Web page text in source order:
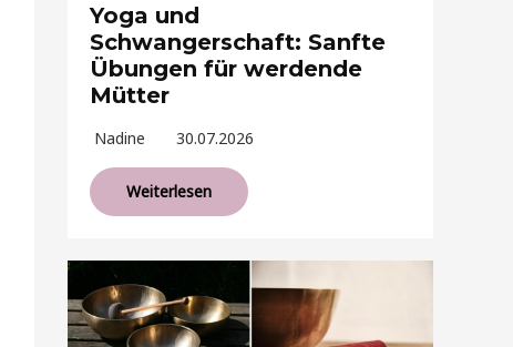
Yoga und
Schwangerschaft: Sanfte
Übungen für werdende
Mütter
Nadine 30.07.2026
Weiterlesen